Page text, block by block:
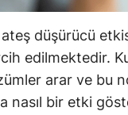
düşürücü
edilmektedir.
arar ve bu
nasıl bir etki